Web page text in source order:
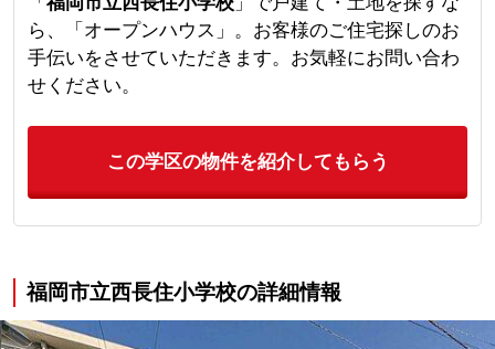
ら、「オープンハウス」。お客様のご住宅探しのお
手伝いをさせていただきます。お気軽にお問い合わ
せください。
この学区の物件を紹介してもらう
福岡市立西長住小学校の詳細情報